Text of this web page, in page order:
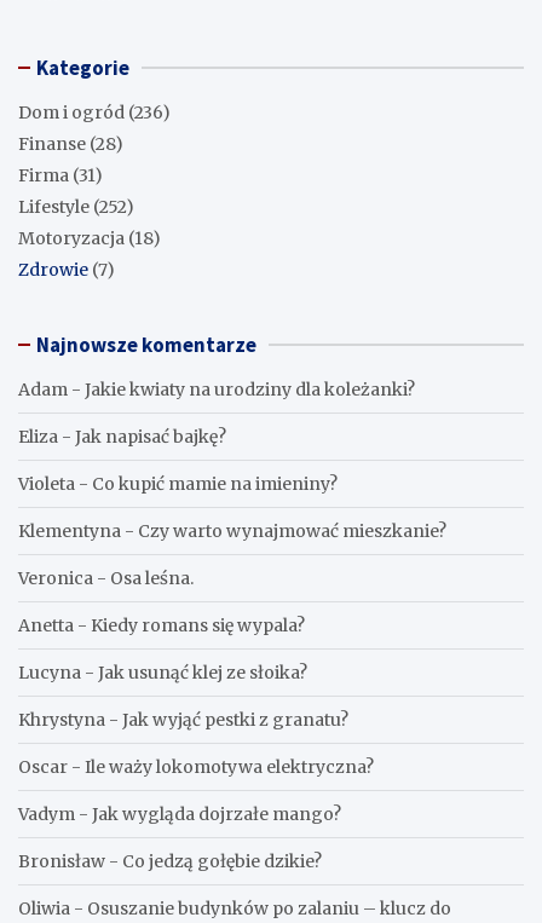
Kategorie
Dom i ogród (236)
Finanse (28)
Firma (31)
Lifestyle (252)
Motoryzacja (18)
Zdrowie (7)
Najnowsze komentarze
Adam - Jakie kwiaty na urodziny dla koleżanki?
Eliza - Jak napisać bajkę?
Violeta - Co kupić mamie na imieniny?
Klementyna - Czy warto wynajmować mieszkanie?
Veronica - Osa leśna.
Anetta - Kiedy romans się wypala?
Lucyna - Jak usunąć klej ze słoika?
Khrystyna - Jak wyjąć pestki z granatu?
Oscar - Ile waży lokomotywa elektryczna?
Vadym - Jak wygląda dojrzałe mango?
Bronisław - Co jedzą gołębie dzikie?
Oliwia - Osuszanie budynków po zalaniu – klucz do